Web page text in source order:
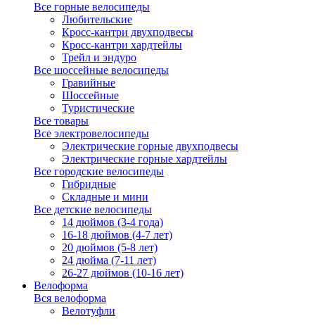
Все горные велосипеды
Любительские
Кросс-кантри двухподвесы
Кросс-кантри хардтейлы
Трейл и эндуро
Все шоссейные велосипеды
Гравийные
Шоссейные
Туристические
Все товары
Все электровелосипеды
Электрические горные двухподвесы
Электрические горные хардтейлы
Все городские велосипеды
Гибридные
Складные и мини
Все детские велосипеды
14 дюймов (3-4 года)
16-18 дюймов (4-7 лет)
20 дюймов (5-8 лет)
24 дюйма (7-11 лет)
26-27 дюймов (10-16 лет)
Велоформа
Вся велоформа
Велотуфли